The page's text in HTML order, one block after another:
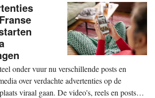
op 27
modemerk heeft
70 winkels in de
Verenigd...
onder vuur nu verschillende posts en
over verdachte advertenties op de
viraal gaan. De video's, reels en posts